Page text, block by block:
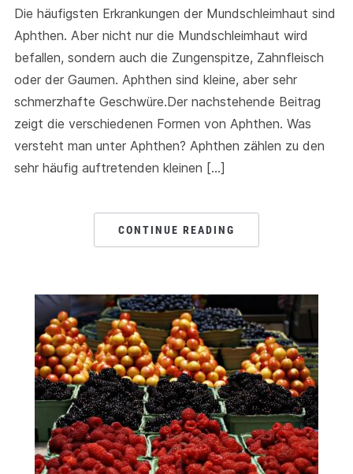
Die häufigsten Erkrankungen der Mundschleimhaut sind
Aphthen. Aber nicht nur die Mundschleimhaut wird
befallen, sondern auch die Zungenspitze, Zahnfleisch
oder der Gaumen. Aphthen sind kleine, aber sehr
schmerzhafte Geschwüre.Der nachstehende Beitrag
zeigt die verschiedenen Formen von Aphthen. Was
versteht man unter Aphthen? Aphthen zählen zu den
sehr häufig auftretenden kleinen […]
CONTINUE READING